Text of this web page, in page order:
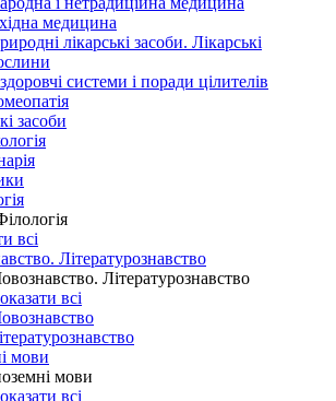
медицина
лікарські засоби. Лікарські
системи і поради цілителів
засоби
всі
Літературознавство
Літературознавство
всі
мови
мови
всі